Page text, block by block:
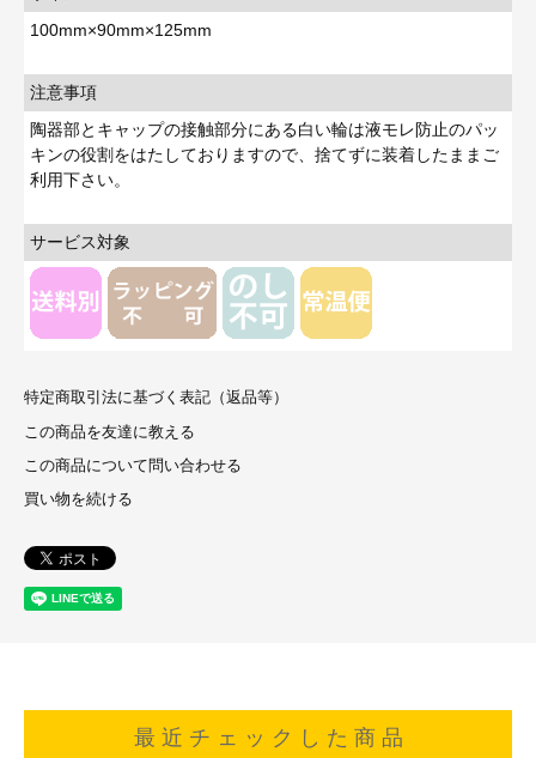
100mm×90mm×125mm
注意事項
陶器部とキャップの接触部分にある白い輪は液モレ防止のパッ
キンの役割をはたしておりますので、捨てずに装着したままご
利用下さい。
サービス対象
特定商取引法に基づく表記（返品等）
この商品を友達に教える
この商品について問い合わせる
買い物を続ける
最 近 チ ェ ッ ク し た 商 品